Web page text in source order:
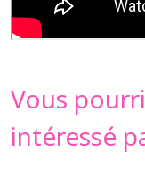
Vous
intéressé